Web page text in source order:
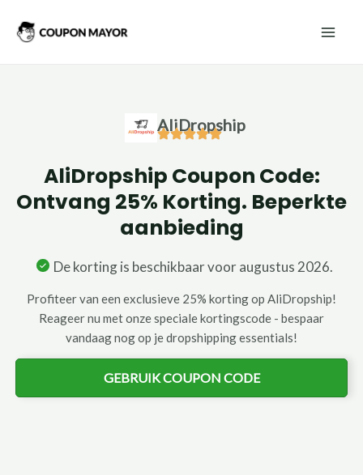
naar
AliDropship
AliDropship Coupon Code:
Ontvang 25% Korting. Beperkte
aanbieding
De korting is beschikbaar voor augustus 2026.
Profiteer van een exclusieve 25% korting op AliDropship!
Reageer nu met onze speciale kortingscode - bespaar
vandaag nog op je dropshipping essentials!
GEBRUIK COUPON CODE